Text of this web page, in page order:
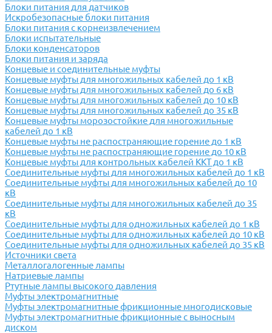
Блоки питания для датчиков
Искробезопасные блоки питания
Блоки питания с корнеизвлечением
Блоки испытательные
Блоки конденсаторов
Блоки питания и заряда
Концевые и соединительные муфты
Концевые муфты для многожильных кабелей до 1 кВ
Концевые муфты для многожильных кабелей до 6 кВ
Концевые муфты для многожильных кабелей до 10 кВ
Концевые муфты для многожильных кабелей до 35 кВ
Концевые муфты морозостойкие для многожильные
кабелей до 1 кВ
Концевые муфты не распостраняющие горение до 1 кВ
Концевые муфты не распостраняющие горение до 10 кВ
Концевые муфты для контрольных кабелей ККТ до 1 кВ
Соединительные муфты для многожильных кабелей до 1 кВ
Соединительные муфты для многожильных кабелей до 10
кВ
Соединительные муфты для многожильных кабелей до 35
кВ
Соединительные муфты для одножильных кабелей до 1 кВ
Соединительные муфты для одножильных кабелей до 10 кВ
Соединительные муфты для одножильных кабелей до 35 кВ
Источники света
Металлогалогенные лампы
Натриевые лампы
Ртутные лампы высокого давления
Муфты электромагнитные
Муфты электромагнитные фрикционные многодисковые
Муфты электромагнитные фрикционные с выносным
диском